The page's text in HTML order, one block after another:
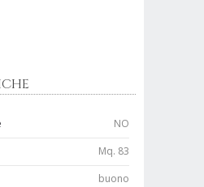
NO
Mq. 83
buono